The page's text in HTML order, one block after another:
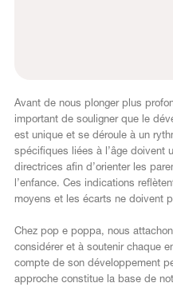
Avant de nous plonger plus
important de souligner que le
est unique et se déroule à un
spécifiques liées à l’âge doivent
directrices afin d’orienter les
l’enfance. Ces indications
moyens et les écarts ne doivent
Chez pop e poppa, nous
considérer et à soutenir chaque
compte de son développement
approche constitue la base de